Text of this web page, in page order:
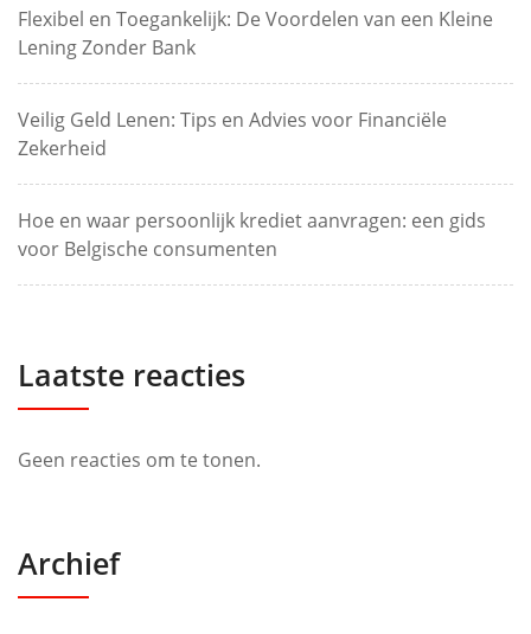
Flexibel en Toegankelijk: De Voordelen van een Kleine
Lening Zonder Bank
Veilig Geld Lenen: Tips en Advies voor Financiële
Zekerheid
Hoe en waar persoonlijk krediet aanvragen: een gids
voor Belgische consumenten
Laatste reacties
Geen reacties om te tonen.
Archief